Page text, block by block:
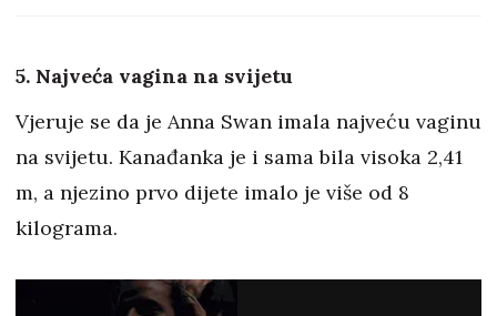
5. Najveća vagina na svijetu
Vjeruje se da je Anna Swan imala najveću vaginu
na svijetu. Kanađanka je i sama bila visoka 2,41
m, a njezino prvo dijete imalo je više od 8
kilograma.